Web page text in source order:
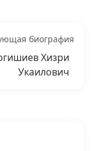
биография
Хизри
Укаилович